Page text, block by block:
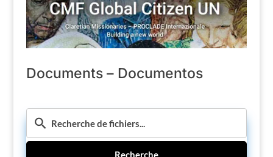
Documents – Documentos
Recherche